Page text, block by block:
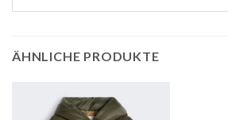
ÄHNLICHE PRODUKTE